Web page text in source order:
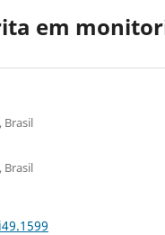
em
Brasil
Brasil